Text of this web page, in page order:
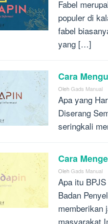
Fabel
populer di
fabel
yang […]
Cara
OlehGads Manual
Apa yang
Diserang
seringkali
Cara
OlehGads Manual
Apa itu
Badan
memberikan
masyarakat